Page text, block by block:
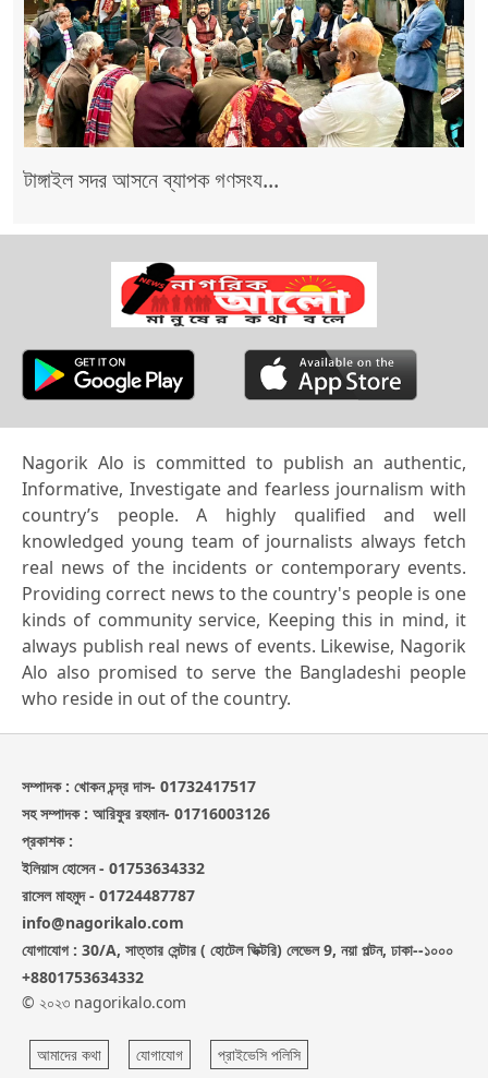
টাঙ্গাইল সদর আসনে ব্যাপক গণসংয...
Nagorik Alo is committed to publish an authentic,
Informative, Investigate and fearless journalism with
country’s people. A highly qualified and well
knowledged young team of journalists always fetch
real news of the incidents or contemporary events.
Providing correct news to the country's people is one
kinds of community service, Keeping this in mind, it
always publish real news of events. Likewise, Nagorik
Alo also promised to serve the Bangladeshi people
who reside in out of the country.
সম্পাদক : খোকন চন্দ্র দাস- 01732417517
সহ সম্পাদক : আরিফুর রহমান- 01716003126
প্রকাশক :
ইলিয়াস হোসেন - 01753634332
রাসেল মাহমুদ - 01724487787
info@nagorikalo.com
যোগাযোগ : 30/A, সাত্তার সেন্টার ( হোটেল ভিক্টরি) লেভেল 9, নয়া পল্টন, ঢাকা--১০০০
+8801753634332
© ২০২৩ nagorikalo.com
আমাদের কথা যোগাযোগ প্রাইভেসি পলিসি